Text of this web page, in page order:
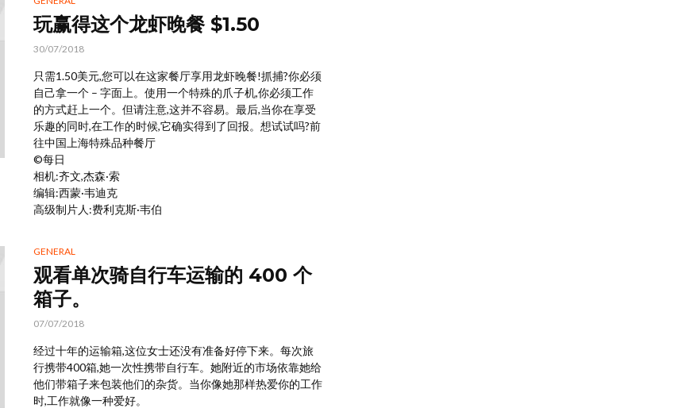
玩赢得这个龙虾晚餐 $1.50
30/07/2018
只需1.50美元,您可以在这家餐厅享用龙虾晚餐!抓捕?你必须
自己拿一个 – 字面上。使用一个特殊的爪子机,你必须工作
的方式赶上一个。但请注意,这并不容易。最后,当你在享受
乐趣的同时,在工作的时候,它确实得到了回报。想试试吗?前
往中国上海特殊品种餐厅
©每日
相机:齐文,杰森·索
编辑:西蒙·韦迪克
高级制片人:费利克斯·韦伯
GENERAL
观看单次骑自行车运输的 400 个
箱子。
07/07/2018
经过十年的运输箱,这位女士还没有准备好停下来。每次旅
行携带400箱,她一次性携带自行车。她附近的市场依靠她给
他们带箱子来包装他们的杂货。当你像她那样热爱你的工作
时,工作就像一种爱好。